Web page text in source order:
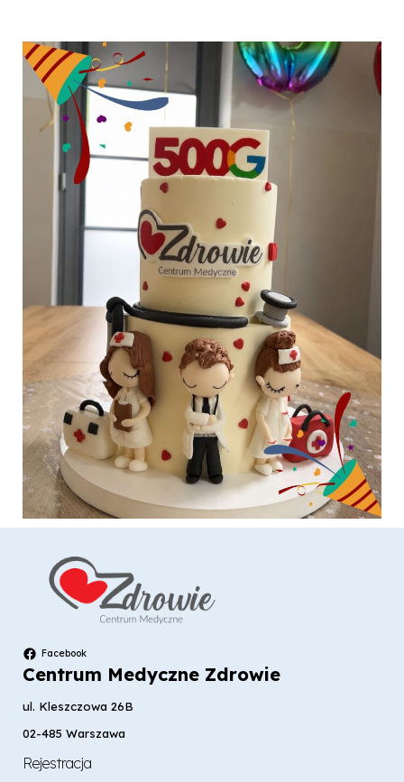
Facebook
Centrum Medyczne Zdrowie
ul. Kleszczowa 26B
02-485 Warszawa
Rejestracja